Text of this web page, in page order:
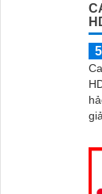
cả